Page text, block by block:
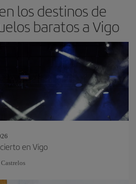
los destinos de
baratos a Vigo
en Vigo